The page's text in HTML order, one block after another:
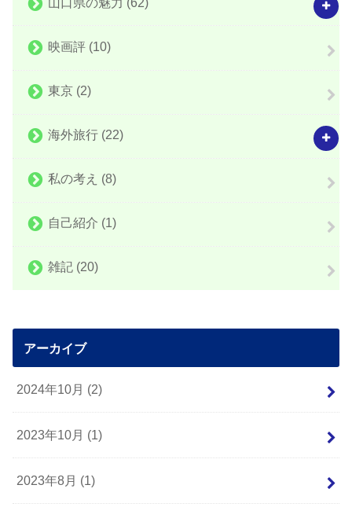
映画評 (10)
東京 (2)
海外旅行 (22)
私の考え (8)
自己紹介 (1)
雑記 (20)
アーカイブ
2024年10月 (2)
2023年10月 (1)
2023年8月 (1)